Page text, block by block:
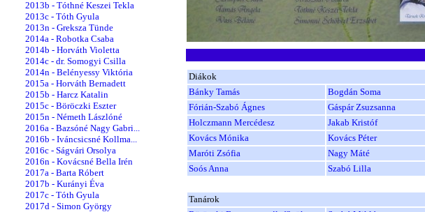
2013b - Tóthné Keszei Tekla
2013c - Tóth Gyula
2013n - Greksza Tünde
2014a - Robotka Csaba
2014b - Horváth Violetta
2014c - dr. Somogyi Csilla
2014n - Belényessy Viktória
2015a - Horváth Bernadett
2015b - Harcz Katalin
2015c - Böröczki Eszter
2015n - Németh Lászlóné
2016a - Bazsóné Nagy Gabri...
2016b - Iváncsicsné Kollma...
2016c - Ságvári Orsolya
2016n - Kovácsné Bella Irén
2017a - Barta Róbert
2017b - Kurányi Éva
2017c - Tóth Gyula
2017d - Simon György
Diákok
Bánky Tamás
Bogdán Soma
Fórián-Szabó Ágnes
Gáspár Zsuzsanna
Holczmann Mercédesz
Jakab Kristóf
Kovács Mónika
Kovács Péter
Maróti Zsófia
Nagy Máté
Soós Anna
Szabó Lilla
Tanárok